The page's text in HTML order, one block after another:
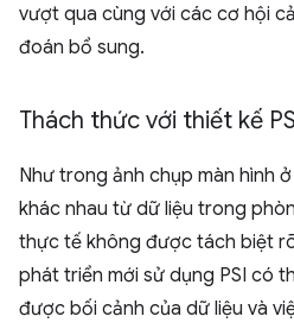
vượt qua cùng với các cơ hội
đoán bổ sung.
Thách thức với thiết kế
Như trong ảnh chụp màn hình
khác nhau từ dữ liệu trong
thực tế không được tách biệt
phát triển mới sử dụng PSI có
được bối cảnh của dữ liệu và